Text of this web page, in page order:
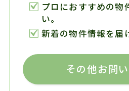
プロにおすすめの物
い。
新着の物件情報を届
その他お問